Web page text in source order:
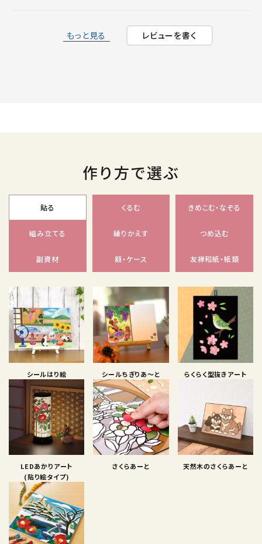
もっと見る レビューを書く
作り方で選ぶ
貼る くるむ きめこむ・なぞる
組み立てる 繰りかえす つめ込む
副資材 額・ケース 友禅和紙・紙類
シールはり絵 シールちぎりあ〜と らくらく型抜きアート
LEDあかりアート
(貼り絵タイプ)
さくらあーと 天然木のさくらあーと